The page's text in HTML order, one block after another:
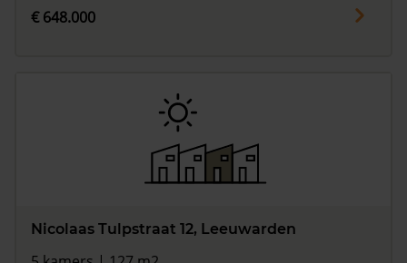
€ 648.000
Nicolaas Tulpstraat 12, Leeuwarden